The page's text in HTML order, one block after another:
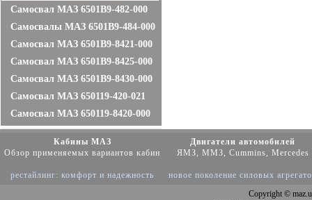
Самосвал МАЗ 6501В9-482-000
Самосвалы МАЗ 6501В9-484-000
Самосвал МАЗ 6501В9-8421-000
Самосвал МАЗ 6501В9-8425-000
Самосвал МАЗ 6501В9-8430-000
Самосвал МАЗ 650119-420-021
Самосвал МАЗ 650119-8420-000
Кабины МАЗ
Обзор применяемых вариантов кабин
рестайлинг: комфорт и надежность
Двигатели автомобилей
ЯМЗ, ММЗ, Cummins, Mercedes
новое поколение силовых
Copyright©